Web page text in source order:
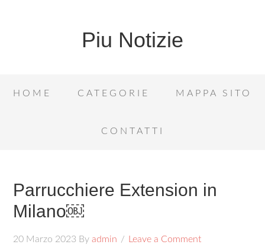
Piu Notizie
HOME CATEGORIE MAPPA SITO
CONTATTI
Parrucchiere Extension in
Milano￼
20 Marzo 2023 Byadmin Leave a Comment